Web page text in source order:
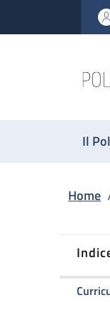
al contenuto
to footer content
Il
Home